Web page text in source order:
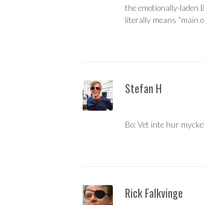
the emotionally-laden
literally means “main
Stefan H
Bo: Vet inte hur
Rick Falkvinge